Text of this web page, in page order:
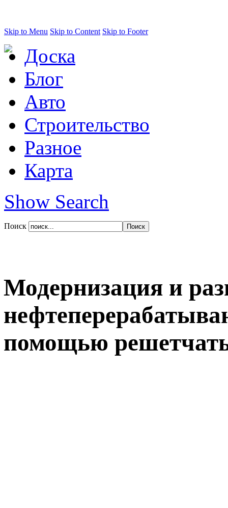
Skip to Menu Skip to Content Skip to Footer
Доска
Блог
Авто
Строительство
Разное
Карта
Show Search
Поиск
Модернизация и
помощью